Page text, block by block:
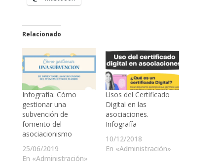
Relacionado
Infografía: Cómo
gestionar una
subvención de
fomento del
asociacionismo
25/06/2019
En «Administración»
Usos del Certificado
Digital en las
asociaciones.
Infografía
10/12/2018
En «Administración»